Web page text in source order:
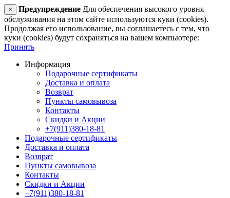
× Предупреждение Для обеспечения высокого уровня
обслуживания на этом сайте используются куки (cookies).
Продолжая его использование, вы соглашаетесь с тем, что
куки (cookies) будут сохраняться на вашем компьютере:
Принять
Информация
Подарочные сертификаты
Доставка и оплата
Возврат
Пункты самовывоза
Контакты
Скидки и Акции
+7(911)380-18-81
Подарочные сертификаты
Доставка и оплата
Возврат
Пункты самовывоза
Контакты
Скидки и Акции
+7(911)380-18-81